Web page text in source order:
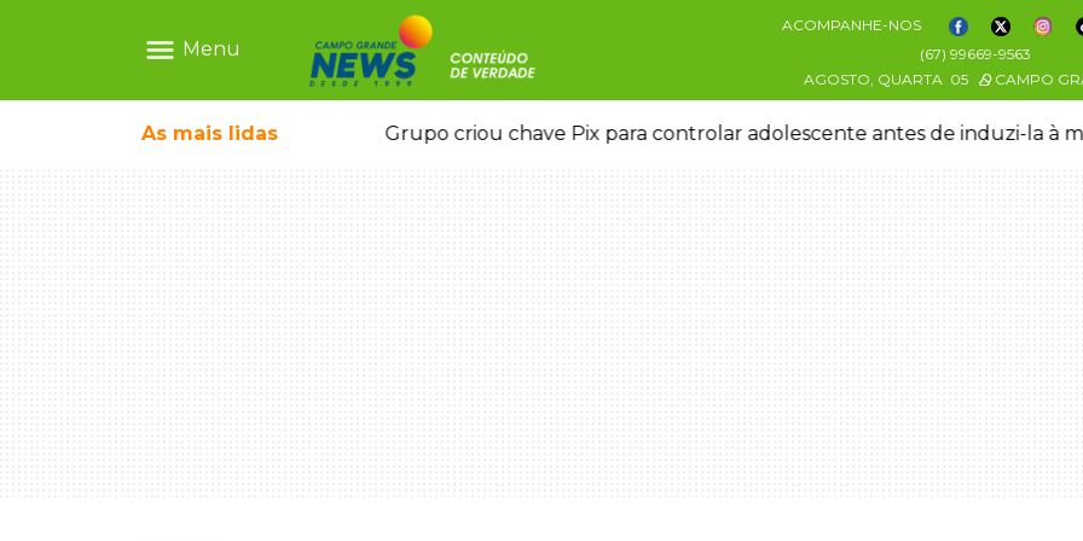
menu Menu
ACOMPANHE-NOS
(67) 99669-9563
AGOSTO, QUARTA 05 CAMPO
As mais lidas
deixou 4 mortos e 8 feridos Grupo criou chave Pix para controlar adolescente antes de induzi-la à